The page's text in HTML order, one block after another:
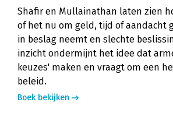
Shafir en Mullainathan laten zien
of het nu om geld, tijd of aandacht
in beslag neemt en slechte
inzicht ondermijnt het idee dat
keuzes' maken en vraagt om een
beleid.
Boek bekijken